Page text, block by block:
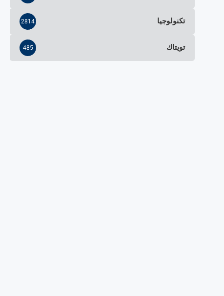
تكنولوجيا 2814
تويتاك 485